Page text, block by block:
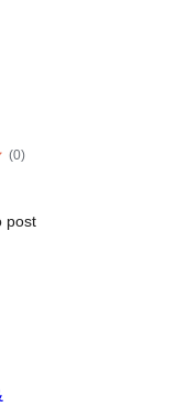
(0укупних
оцена
)
post